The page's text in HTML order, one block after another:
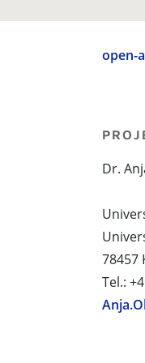
open-
Dr.
78457
Tel.: